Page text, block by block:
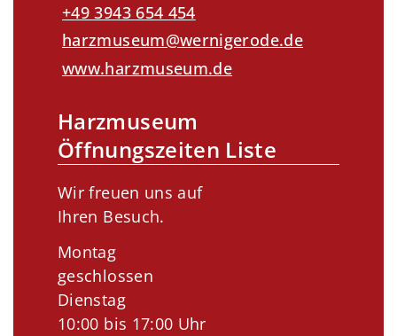
+49 3943 654 454
harzmuseum@wernigerode.de
www.harzmuseum.de
Harzmuseum
Öffnungszeiten Liste
Wir freuen uns auf
Ihren Besuch.
Montag
geschlossen
Dienstag
10:00 bis 17:00 Uhr